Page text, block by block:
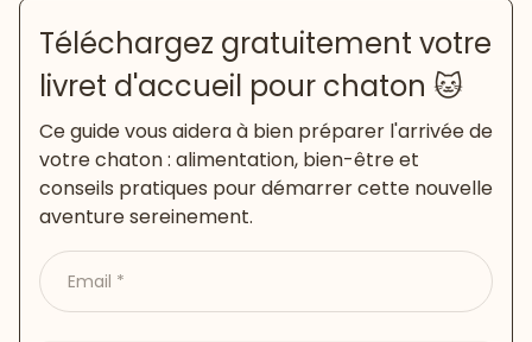
Téléchargez gratuitement votre
livret d'accueil pour chaton 🐱
Ce guide vous aidera à bien préparer l'arrivée de
votre chaton : alimentation, bien-être et
conseils pratiques pour démarrer cette nouvelle
aventure sereinement.
Email